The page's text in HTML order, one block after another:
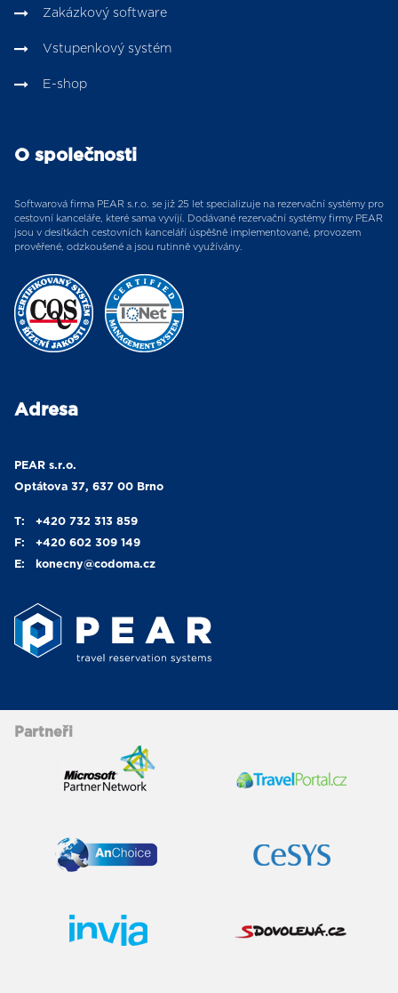
Zakázkový software
Vstupenkový systém
E-shop
O společnosti
Softwarová firma PEAR s.r.o. se již 25 let specializuje na rezervační systémy pro
cestovní kanceláře, které sama vyvíjí. Dodávané rezervační systémy firmy PEAR
jsou v desítkách cestovních kanceláří úspěšně implementované, provozem
prověřené, odzkoušené a jsou rutinně využívány.
Adresa
PEAR s.r.o.
Optátova 37, 637 00 Brno
T:
+420 732 313 859
F:
+420 602 309 149
E:
konecny@codoma.cz
Partneři